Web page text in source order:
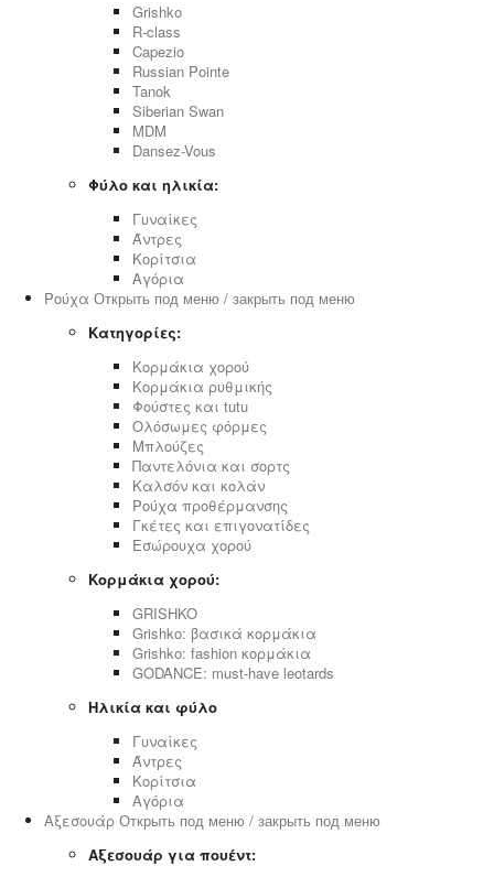
Grishko
R-class
Capezio
Russian Pointe
Tanok
Siberian Swan
MDM
Dansez-Vous
Φύλο και ηλικία:
Γυναίκες
Άντρες
Κορίτσια
Αγόρια
Ρούχα Открыть под меню / закрыть под меню
Κατηγορίες:
Κορμάκια χορού
Κορμάκια ρυθμικής
Φούστες και tutu
Ολόσωμες φόρμες
Μπλούζες
Παντελόνια και σορτς
Καλσόν και κολάν
Ρούχα προθέρμανσης
Γκέτες και επιγονατίδες
Εσώρουχα χορού
Κορμάκια χορού:
GRISHKO
Grishko: βασικά κορμάκια
Grishko: fashion κορμάκια
GODANCE: must-have leotards
Ηλικία και φύλο
Γυναίκες
Άντρες
Κορίτσια
Αγόρια
Αξεσουάρ Открыть под меню / закрыть под меню
Αξεσουάρ για πουέντ: